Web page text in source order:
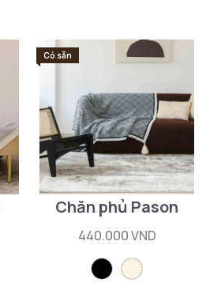
Có sẵn
Chăn phủ Pason
440.000 VND